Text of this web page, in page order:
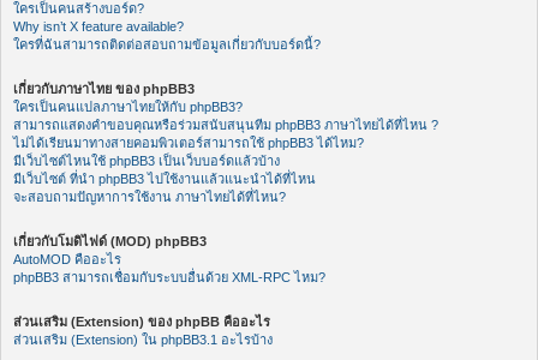
ใครเป็นคนสร้างบอร์ด?
Why isn’t X feature available?
ใครที่ฉันสามารถติดต่อสอบถามข้อมูลเกี่ยวกับบอร์ดนี้?
เกี่ยวกับภาษาไทย ของ phpBB3
ใครเป็นคนแปลภาษาไทยให้กับ phpBB3?
สามารถแสดงคำขอบคุณหรือร่วมสนับสนุนทีม phpBB3 ภาษาไทยได้ที่ไหน ?
ไม่ได้เรียนมาทางสายคอมพิวเตอร์สามารถใช้ phpBB3 ได้ไหม?
มีเว็บไซต์ไหนใช้ phpBB3 เป็นเว็บบอร์ดแล้วบ้าง
มีเว็บไซต์ ที่นำ phpBB3 ไปใช้งานแล้วแนะนำได้ที่ไหน
จะสอบถามปัญหาการใช้งาน ภาษาไทยได้ที่ไหน?
เกี่ยวกับโมดิไฟด์ (MOD) phpBB3
AutoMOD คืออะไร
phpBB3 สามารถเชื่อมกับระบบอื่นด้วย XML-RPC ไหม?
ส่วนเสริม (Extension) ของ phpBB คืออะไร
ส่วนเสริม (Extension) ใน phpBB3.1 อะไรบ้าง